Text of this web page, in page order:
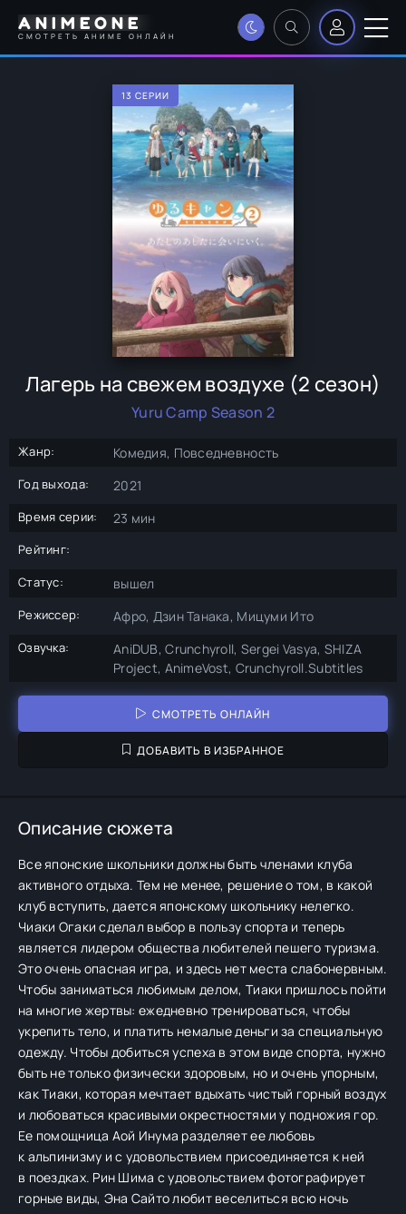
ANIMEONE
СМОТРЕТЬ АНИМЕ ОНЛАЙН
13 СЕРИИ
Лагерь на свежем воздухе (2 сезон)
Yuru Camp Season 2
Жанр: Комедия, Повседневность
Год выхода: 2021
Время серии: 23 мин
Рейтинг:
Статус:
вышел
Режиссер: Афро, Дзин Танака, Мицуми Ито
Озвучка:
AniDUB, Crunchyroll, Sergei Vasya, SHIZA
Project, AnimeVost, Crunchyroll.Subtitles
СМОТРЕТЬ ОНЛАЙН
ДОБАВИТЬ В ИЗБРАННОЕ
Описание сюжета
Все японские школьники должны быть членами клуба
активного отдыха. Тем не менее, решение о том, в какой
клуб вступить, дается японскому школьнику нелегко.
Чиаки Огаки сделал выбор в пользу спорта и теперь
является лидером общества любителей пешего туризма.
Это очень опасная игра, и здесь нет места слабонервным.
Чтобы заниматься любимым делом, Тиаки пришлось пойти
на многие жертвы: ежедневно тренироваться, чтобы
укрепить тело, и платить немалые деньги за специальную
одежду. Чтобы добиться успеха в этом виде спорта, нужно
быть не только физически здоровым, но и очень упорным,
как Тиаки, которая мечтает вдыхать чистый горный воздух
и любоваться красивыми окрестностями у подножия гор.
Ее помощница Аой Инума разделяет ее любовь
к альпинизму и с удовольствием присоединяется к ней
в поездках. Рин Шима с удовольствием фотографирует
горные виды, Эна Сайто любит веселиться всю ночь